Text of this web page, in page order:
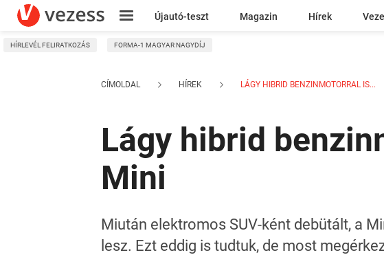
Újautó-teszt Magazin Hírek
Kresz
HÍRLEVÉL FELIRATKOZÁS FORMA-1 MAGYAR NAGYDÍJ
CÍMOLDAL HÍREK LÁGY HIBRID BENZINMOTORRAL IS...
Lágy hibrid
Mini
Miután elektromos SUV-ként debütált, a
lesz. Ezt eddig is tudtuk, de most